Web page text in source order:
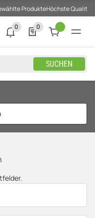
ProdukteHöchste Qualität
SUCHEN
0
0 neue Notifizierungen
0
0 Produkte in der